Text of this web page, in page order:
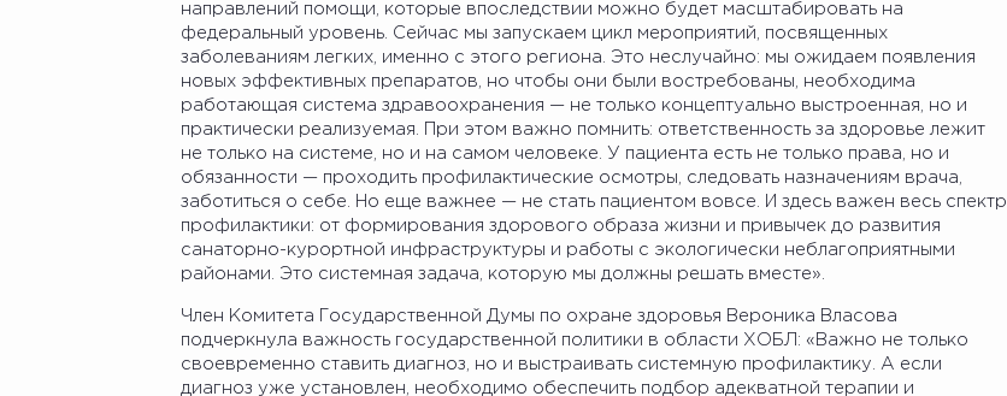
направлений помощи, которые впоследствии можно будет масштабировать на
федеральный уровень. Сейчас мы запускаем цикл мероприятий, посвященных
заболеваниям легких, именно с этого региона. Это неслучайно: мы ожидаем появления
новых эффективных препаратов, но чтобы они были востребованы, необходима
работающая система здравоохранения — не только концептуально выстроенная, но и
практически реализуемая. При этом важно помнить: ответственность за здоровье лежит
не только на системе, но и на самом человеке. У пациента есть не только права, но и
обязанности — проходить профилактические осмотры, следовать назначениям врача,
заботиться о себе. Но еще важнее — не стать пациентом вовсе. И здесь важен весь спектр
профилактики: от формирования здорового образа жизни и привычек до развития
санаторно-курортной инфраструктуры и работы с экологически неблагоприятными
районами. Это системная задача, которую мы должны решать вместе».
Член Комитета Государственной Думы по охране здоровья Вероника Власова
подчеркнула важность государственной политики в области ХОБЛ: «Важно не только
своевременно ставить диагноз, но и выстраивать системную профилактику. А если
диагноз уже установлен, необходимо обеспечить подбор адекватной терапии и